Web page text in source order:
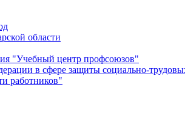
области
"Учебный центр профсоюзов"
в сфере защиты социально-
работников"